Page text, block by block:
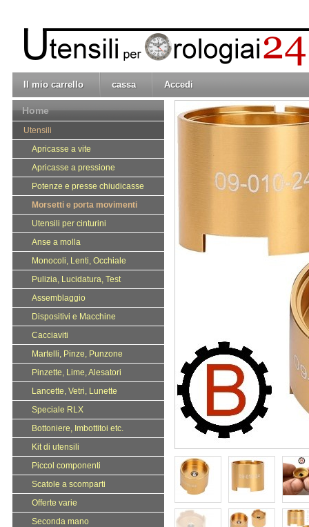
Il mio carrello cassa Accedi
Home
Utensili
Apricasse a vite
Apricasse a pressione
Potenze e presse chiudicasse
Morsetti e porta movimenti
Utensili per cinturini
Anse a molla
Monocoli, Lenti, Occhiale
Pulizia, Lucidatura, Test
Assemblaggio
Dispositivi e Macchine
Cacciaviti
Martelli, Pinze, Punzone
Pinzette, Lime, Alesatori
Lancette, Vetri, Lunette
Speciale RLX
Bottoniere, Imbottitoi etc.
Kit di utensili
Piccol componenti
Scatole a scomparti
Offerte varie
Seconda mano